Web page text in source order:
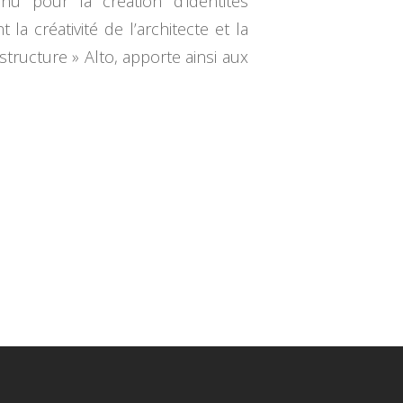
créativité de l’architecte et la
» Alto, apporte ainsi aux